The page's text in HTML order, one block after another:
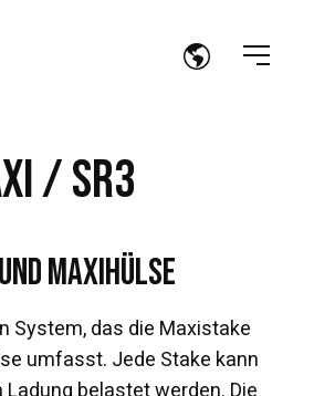
/ SR3
Maxihülse
System, das die Maxistake
umfasst. Jede Stake kann
Ladung belastet werden. Die